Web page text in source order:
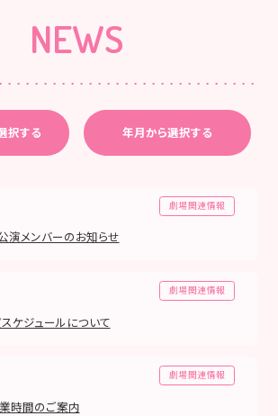
NEWS
択する 年月から選択する
劇場関連情報
演メンバーのお知らせ
劇場関連情報
ケジュールについて
劇場関連情報
時間のご案内